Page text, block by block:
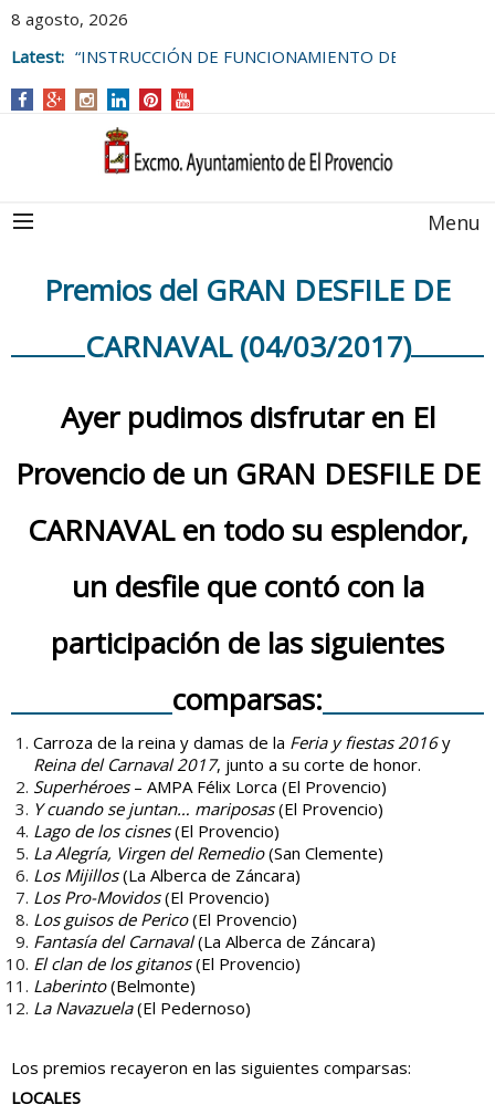
8 agosto, 2026
Latest: “INSTRUCCIÓN DE FUNCIONAMIENTO DE
AYUNTAMIENTO DE EL PROVENCIO
Menu
Premios del GRAN DESFILE DE
CARNAVAL (04/03/2017)
Ayer pudimos disfrutar en El
Provencio de un GRAN DESFILE DE
CARNAVAL en todo su esplendor,
un desfile que contó con la
participación de las siguientes
comparsas:
Carroza de la reina y damas de la Feria y fiestas 2016y
Reina del Carnaval 2017, junto a su corte de honor.
Superhéroes– AMPA Félix Lorca (El Provencio)
Y cuando se juntan… mariposas(El Provencio)
Lago de los cisnes(El Provencio)
La Alegría, Virgen del Remedio(San Clemente)
Los Mijillos(La Alberca de Záncara)
Los Pro-Movidos(El Provencio)
Los guisos de Perico(El Provencio)
Fantasía del Carnaval(La Alberca de Záncara)
El clan de los gitanos(El Provencio)
Laberinto(Belmonte)
La Navazuela(El Pedernoso)
Los premios recayeron en las siguientes comparsas:
LOCALES